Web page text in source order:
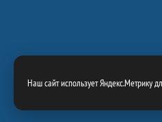
Наш сайт использует Яндекс.Метрику